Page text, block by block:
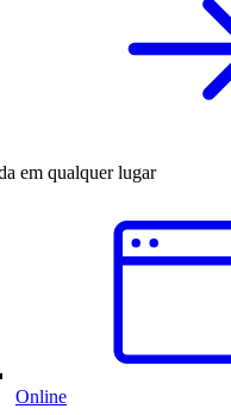
em qualquer lugar
Online